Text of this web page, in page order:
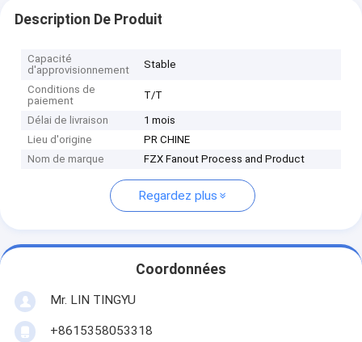
Description De Produit
Capacité
d'approvisionnement
Stable
Conditions de
paiement
T/T
Délai de livraison
1 mois
Lieu d'origine
PR CHINE
Nom de marque
FZX Fanout Process and Product
Regardez plus
Coordonnées
Mr. LIN TINGYU
+8615358053318